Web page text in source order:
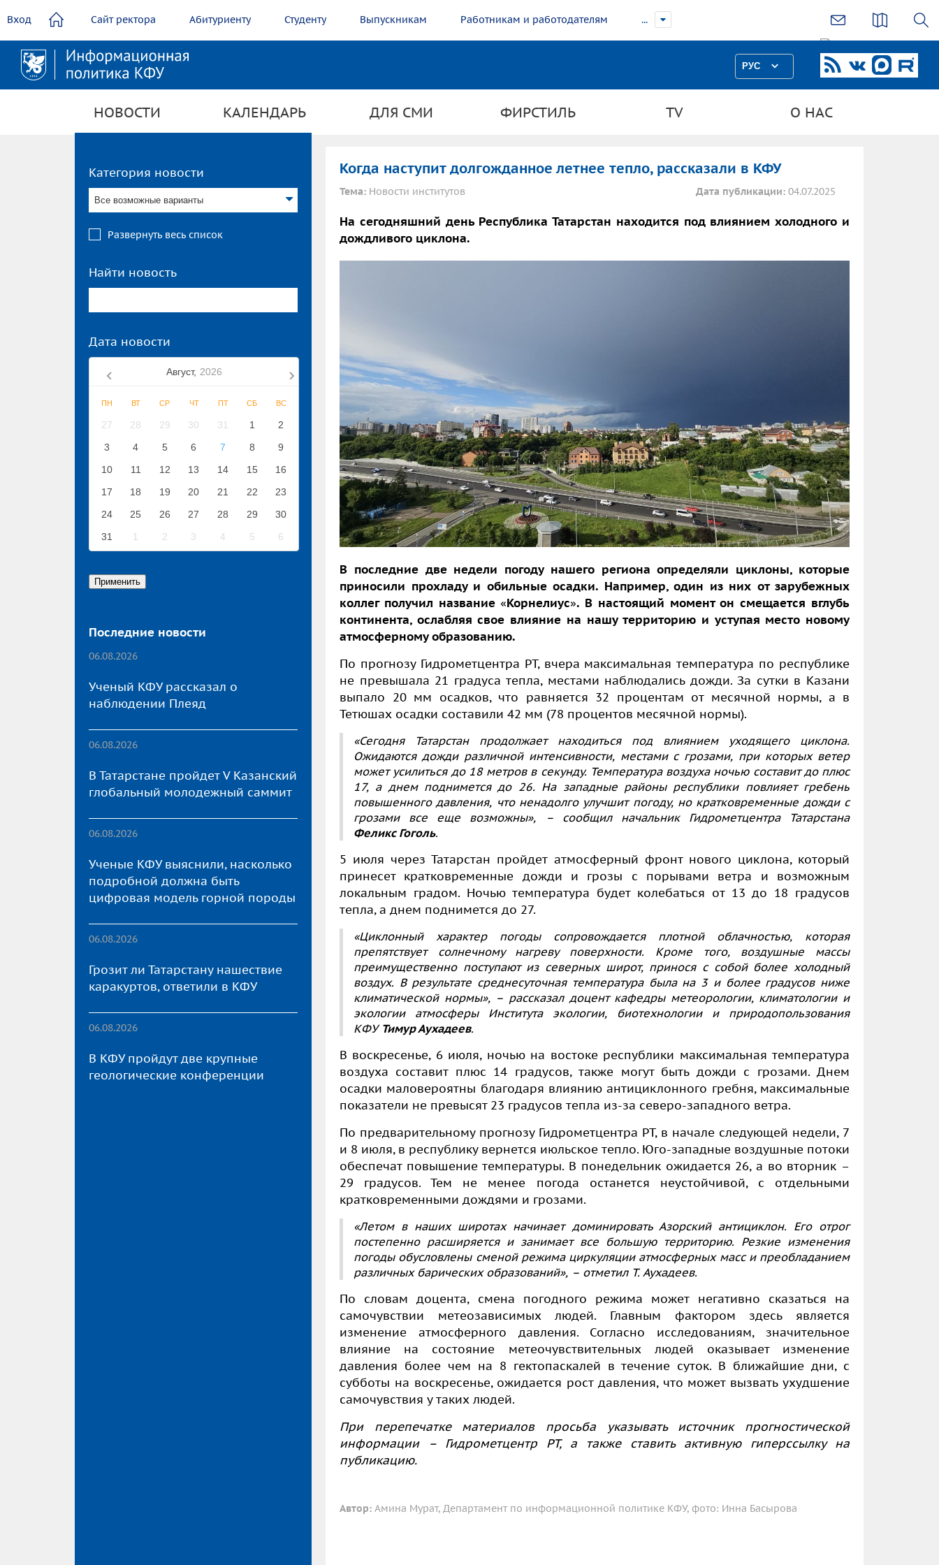
содержанию
Вход Сайт ректора Абитуриенту Студенту Выпускникам Работникам и работодателям ...
РУС
НОВОСТИ КАЛЕНДАРЬ ДЛЯ СМИ ФИРСТИЛЬ TV О НАС
Категория новости
Все возможные варианты
Развернуть весь список
Найти новость
Дата новости
Август, 2026
ПН ВТ СР ЧТ ПТ СБ ВС
27 28 29 30 31 1
2
3
4 5 6 7 8
9
10
11 12 13 14 15
16
17
18 19 20 21 22
23
24
25 26 27 28 29
30
31
1 2 3 4 5 6
Последние новости
06.08.2026
Ученый КФУ рассказал о
наблюдении Плеяд
06.08.2026
В Татарстане пройдет V Казанский
глобальный молодежный саммит
06.08.2026
Ученые КФУ выяснили, насколько
подробной должна быть
цифровая модель горной породы
06.08.2026
Грозит ли Татарстану нашествие
каракуртов, ответили в КФУ
06.08.2026
В КФУ пройдут две крупные
геологические конференции
Когда наступит долгожданное летнее тепло, рассказали в КФУ
Тема: Новости институтов Дата публикации: 04.07.2025
На сегодняшний день Республика Татарстан находится под влиянием холодного и
дождливого циклона.
В последние две недели погоду нашего региона определяли циклоны, которые
приносили прохладу и обильные осадки. Например, один из них от зарубежных
коллег получил название «Корнелиус». В настоящий момент он смещается вглубь
континента, ослабляя свое влияние на нашу территорию и уступая место новому
атмосферному образованию.
По прогнозу Гидрометцентра РТ, вчера максимальная температура по республике
не превышала 21 градуса тепла, местами наблюдались дожди. За сутки в Казани
выпало 20 мм осадков, что равняется 32 процентам от месячной нормы, а в
Тетюшах осадки составили 42 мм (78 процентов месячной нормы).
«Сегодня Татарстан продолжает находиться под влиянием уходящего циклона.
Ожидаются дожди различной интенсивности, местами с грозами, при которых ветер
может усилиться до 18 метров в секунду. Температура воздуха ночью составит до плюс
17, а днем поднимется до 26. На западные районы республики повлияет гребень
повышенного давления, что ненадолго улучшит погоду, но кратковременные дожди с
грозами все еще возможны», – сообщил начальник Гидрометцентра Татарстана
Феликс Гоголь.
5 июля через Татарстан пройдет атмосферный фронт нового циклона, который
принесет кратковременные дожди и грозы с порывами ветра и возможным
локальным градом. Ночью температура будет колебаться от 13 до 18 градусов
тепла, а днем поднимется до 27.
«Циклонный характер погоды сопровождается плотной облачностью, которая
препятствует солнечному нагреву поверхности. Кроме того, воздушные массы
преимущественно поступают из северных широт, принося с собой более холодный
воздух. В результате среднесуточная температура была на 3 и более градусов ниже
климатической нормы», – рассказал доцент кафедры метеорологии, климатологии и
экологии атмосферы Института экологии, биотехнологии и природопользования
КФУ Тимур Аухадеев.
В воскресенье, 6 июля, ночью на востоке республики максимальная температура
воздуха составит плюс 14 градусов, также могут быть дожди с грозами. Днем
осадки маловероятны благодаря влиянию антициклонного гребня, максимальные
показатели не превысят 23 градусов тепла из-за северо-западного ветра.
По предварительному прогнозу Гидрометцентра РТ, в начале следующей недели, 7
и 8 июля, в республику вернется июльское тепло. Юго-западные воздушные потоки
обеспечат повышение температуры. В понедельник ожидается 26, а во вторник –
29 градусов. Тем не менее погода останется неустойчивой, с отдельными
кратковременными дождями и грозами.
«Летом в наших широтах начинает доминировать Азорский антициклон. Его отрог
постепенно расширяется и занимает все большую территорию. Резкие изменения
погоды обусловлены сменой режима циркуляции атмосферных масс и преобладанием
различных барических образований», – отметил Т. Аухадеев.
По словам доцента, смена погодного режима может негативно сказаться на
самочувствии метеозависимых людей. Главным фактором здесь является
изменение атмосферного давления. Согласно исследованиям, значительное
влияние на состояние метеочувствительных людей оказывает изменение
давления более чем на 8 гектопаскалей в течение суток. В ближайшие дни, с
субботы на воскресенье, ожидается рост давления, что может вызвать ухудшение
самочувствия у таких людей.
При перепечатке материалов просьба указывать источник прогностической
информации – Гидрометцентр РТ, а также ставить активную гиперссылку на
публикацию.
Автор: Амина Мурат, Департамент по информационной политике КФУ, фото: Инна Басырова